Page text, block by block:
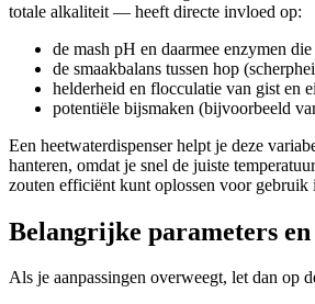
totale alkaliteit — heeft directe invloed op:
de mash pH en daarmee enzymen
de smaakbalans tussen hop
helderheid en flocculatie van gist en
potentiële bijsmaken (bijvoorbeeld
Een heetwaterdispenser helpt je deze
hanteren, omdat je snel de juiste
zouten efficiënt kunt oplossen voor gebruik
Belangrijke parameters en
Als je aanpassingen overweegt, let dan op